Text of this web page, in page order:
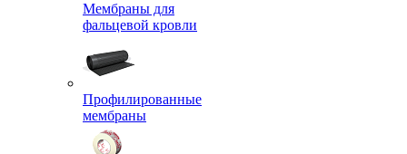
Мембраны для
фальцевой кровли
Профилированные
мембраны